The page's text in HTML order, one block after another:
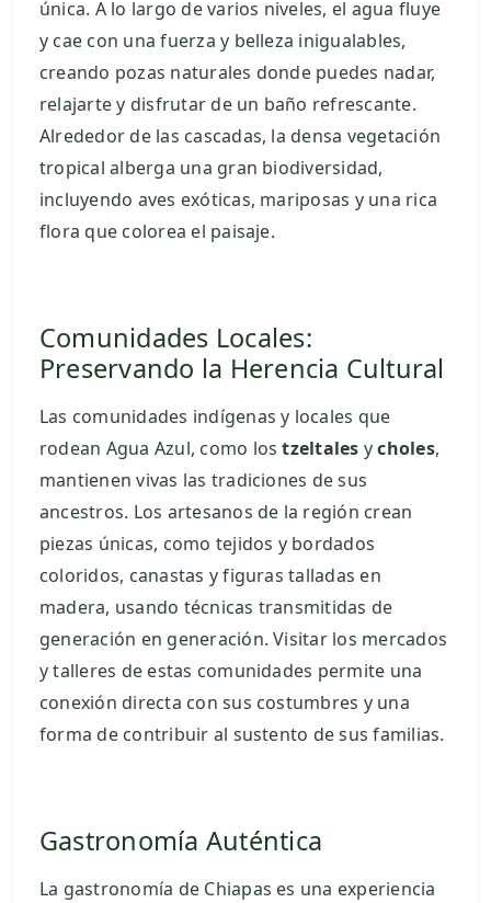
única. A lo largo de varios niveles, el agua fluye
y cae con una fuerza y belleza inigualables,
creando pozas naturales donde puedes nadar,
relajarte y disfrutar de un baño refrescante.
Alrededor de las cascadas, la densa vegetación
tropical alberga una gran biodiversidad,
incluyendo aves exóticas, mariposas y una rica
flora que colorea el paisaje.
Comunidades Locales:
Preservando la Herencia Cultural
Las comunidades indígenas y locales que
rodean Agua Azul, como lostzeltales ycholes,
mantienen vivas las tradiciones de sus
ancestros. Los artesanos de la región crean
piezas únicas, como tejidos y bordados
coloridos, canastas y figuras talladas en
madera, usando técnicas transmitidas de
generación en generación. Visitar los mercados
y talleres de estas comunidades permite una
conexión directa con sus costumbres y una
forma de contribuir al sustento de sus familias.
Gastronomía Auténtica
La gastronomía de Chiapas es una experiencia